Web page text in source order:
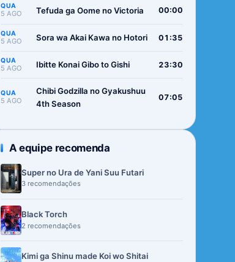
QUA
5 AGO Tefuda ga Oome no Victoria 00:00
QUA
5 AGO Sora wa Akai Kawa no Hotori 01:35
QUA
5 AGO Ibitte Konai Gibo to Gishi 23:30
QUA
5 AGO
Chibi Godzilla no Gyakushuu
4th Season
07:05
A equipe recomenda
Super no Ura de Yani Suu Futari
3 recomendações
Black Torch
2 recomendações
Kimi ga Shinu made Koi wo Shitai